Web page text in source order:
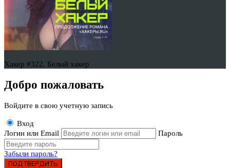
Хакер #322. Белый хакер
Добро пожаловать
Войдите в свою учетную запись
Вход
Логин или Email
Пароль
Забыли пароль?
ПОДТВЕРДИТЬ